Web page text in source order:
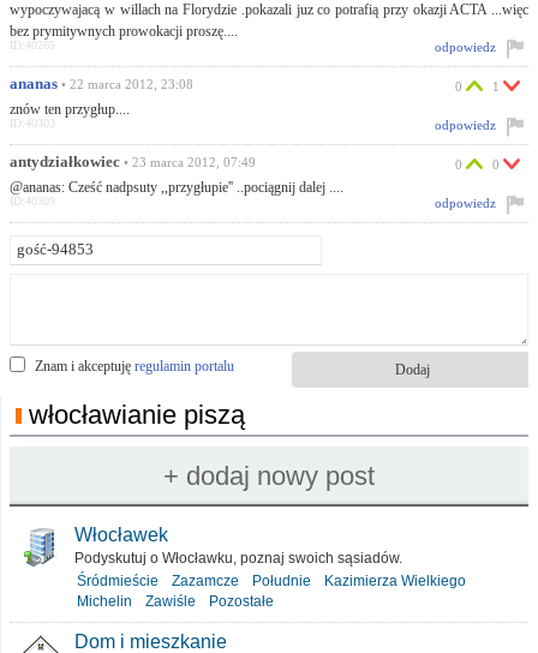
wypoczywajacą w willach na Florydzie .pokazali juz co potrafią przy okazji ACTA ...więc
bez prymitywnych prowokacji proszę....
odpowiedz
ID:40265
ananas • 22 marca 2012, 23:08
znów ten przygłup....
0 1
odpowiedz
ID:40303
antydziałkowiec • 23 marca 2012, 07:49
@ananas: Cześć nadpsuty ,,przygłupie'' ..pociągnij dalej ....
0 0
odpowiedz
ID:40309
Znam i akceptuję regulamin portalu
włocławianie piszą
Włocławek
Podyskutuj o Włocławku, poznaj swoich sąsiadów.
Śródmieście
Zazamcze Południe
Kazimierza Wielkiego
Michelin
Zawiśle Pozostałe
Dom i mieszkanie